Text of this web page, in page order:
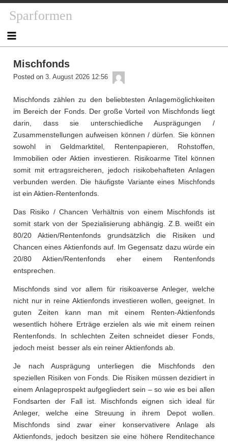
Sparformen
Mischfonds
Posted on 3. August 2026 12:56
Mischfonds zählen zu den beliebtesten Anlagemöglichkeiten
im Bereich der Fonds. Der große Vorteil von Mischfonds liegt
darin, dass sie unterschiedliche Ausprägungen /
Zusammenstellungen aufweisen können / dürfen. Sie können
sowohl in Geldmarktitel, Rentenpapieren, Rohstoffen,
Immobilien oder Aktien investieren. Risikoarme Titel können
somit mit ertragsreicheren, jedoch risikobehafteten Anlagen
verbunden werden. Die häufigste Variante eines Mischfonds
ist ein Aktien-Rentenfonds.
Das Risiko / Chancen Verhältnis von einem Mischfonds ist
somit stark von der Spezialisierung abhängig. Z.B. weißt ein
80/20 Aktien/Rentenfonds grundsätzlich die Risiken und
Chancen eines Aktienfonds auf. Im Gegensatz dazu würde ein
20/80 Aktien/Rentenfonds eher einem Rentenfonds
entsprechen.
Mischfonds sind vor allem für risikoaverse Anleger, welche
nicht nur in reine Aktienfonds investieren wollen, geeignet. In
guten Zeiten kann man mit einem Renten-Aktienfonds
wesentlich höhere Erträge erzielen als wie mit einem reinen
Rentenfonds. In schlechten Zeiten schneidet dieser Fonds,
jedoch meist besser als ein reiner Aktienfonds ab.
Je nach Ausprägung unterliegen die Mischfonds den
speziellen Risiken von Fonds. Die Risiken müssen dezidiert in
einem Anlageprospekt aufgegliedert sein – so wie es bei allen
Fondsarten der Fall ist. Mischfonds eignen sich ideal für
Anleger, welche eine Streuung in ihrem Depot wollen.
Mischfonds sind zwar einer konservativere Anlage als
Aktienfonds, jedoch besitzen sie eine höhere Renditechance